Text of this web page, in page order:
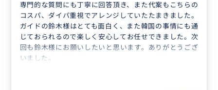
専門的な質問にも丁寧に回答頂き、また代案もこちらの
コスパ、ダイパ重視でアレンジしていたたまきました。
ガイドの鈴木様はとても面白く、また韓国の事情にも通
じておられるので楽しく安心してお任せできました。次
回も鈴木様にお願いしたいと思います。ありがとうござ
いました。